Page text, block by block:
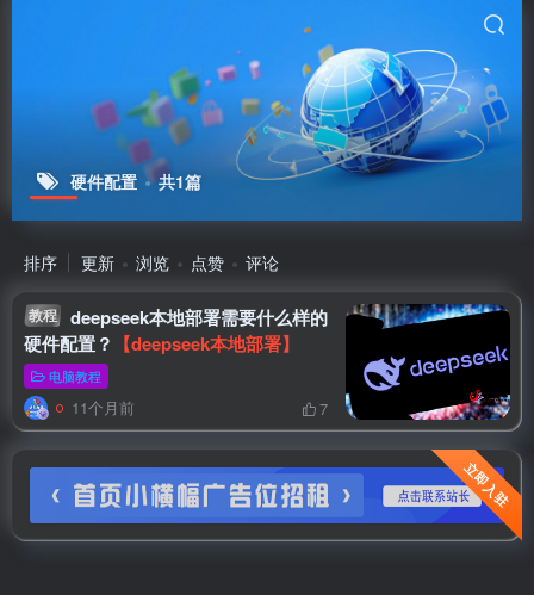
硬件配置 共1篇
排序 更新 浏览 点赞 评论
教程
deepseek本地部署需要什么样的
硬件配置？ 【deepseek本地部署】
电脑教程
11个月前 7
立即入驻